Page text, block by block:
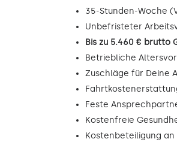
35-Stunden-Woche
Unbefristeter
Bis zu 5.460 € brutto
Betriebliche
Zuschläge für Deine
Feste
Kostenfreie
Kostenbeteiligung